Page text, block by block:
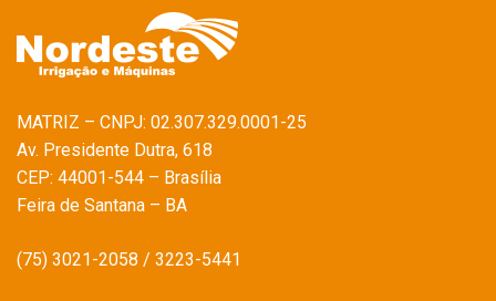
MATRIZ – CNPJ: 02.307.329.0001-25
Av. Presidente Dutra, 618
CEP: 44001-544 – Brasília
Feira de Santana – BA
(75) 3021-2058 / 3223-5441